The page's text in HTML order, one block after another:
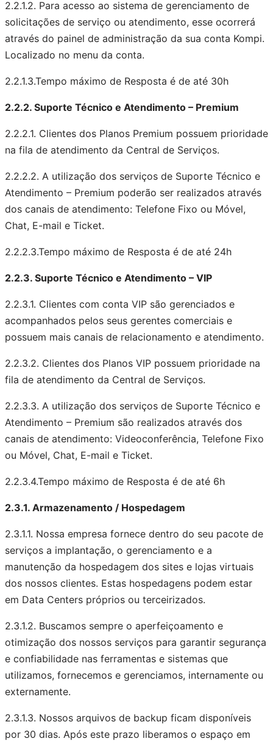
2.2.1.2. Para acesso ao sistema de gerenciamento de
solicitações de serviço ou atendimento, esse ocorrerá
através do painel de administração da sua conta Kompi.
Localizado no menu da conta.
2.2.1.3.Tempo máximo de Resposta é de até 30h
2.2.2. Suporte Técnico e Atendimento – Premium
2.2.2.1. Clientes dos Planos Premium possuem prioridade
na fila de atendimento da Central de Serviços.
2.2.2.2. A utilização dos serviços de Suporte Técnico e
Atendimento – Premium poderão ser realizados através
dos canais de atendimento: Telefone Fixo ou Móvel,
Chat, E-mail e Ticket.
2.2.2.3.Tempo máximo de Resposta é de até 24h
2.2.3. Suporte Técnico e Atendimento – VIP
2.2.3.1. Clientes com conta VIP são gerenciados e
acompanhados pelos seus gerentes comerciais e
possuem mais canais de relacionamento e atendimento.
2.2.3.2. Clientes dos Planos VIP possuem prioridade na
fila de atendimento da Central de Serviços.
2.2.3.3. A utilização dos serviços de Suporte Técnico e
Atendimento – Premium são realizados através dos
canais de atendimento: Videoconferência, Telefone Fixo
ou Móvel, Chat, E-mail e Ticket.
2.2.3.4.Tempo máximo de Resposta é de até 6h
2.3.1. Armazenamento / Hospedagem
2.3.1.1. Nossa empresa fornece dentro do seu pacote de
serviços a implantação, o gerenciamento e a
manutenção da hospedagem dos sites e lojas virtuais
dos nossos clientes. Estas hospedagens podem estar
em Data Centers próprios ou terceirizados.
2.3.1.2. Buscamos sempre o aperfeiçoamento e
otimização dos nossos serviços para garantir segurança
e confiabilidade nas ferramentas e sistemas que
utilizamos, fornecemos e gerenciamos, internamente ou
externamente.
2.3.1.3. Nossos arquivos de backup ficam disponíveis
por 30 dias. Após este prazo liberamos o espaço em